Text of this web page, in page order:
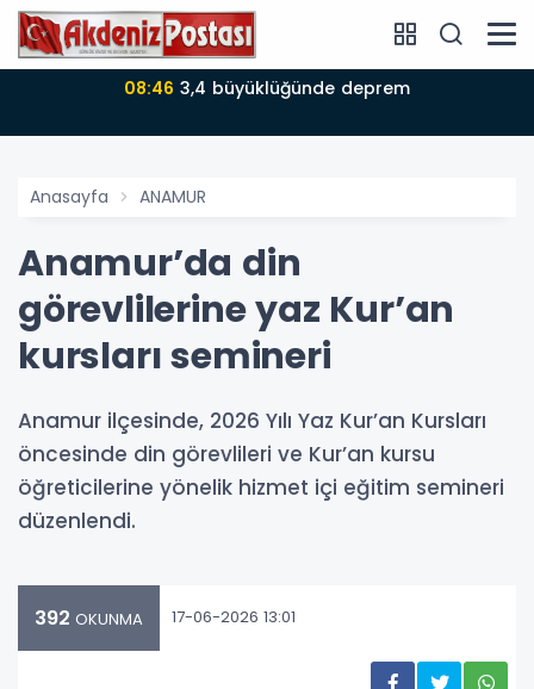
08:46 3,4 büyüklüğünde deprem
Anasayfa ANAMUR
Anamur’da din
görevlilerine yaz Kur’an
kursları semineri
Anamur ilçesinde, 2026 Yılı Yaz Kur’an Kursları
öncesinde din görevlileri ve Kur’an kursu
öğreticilerine yönelik hizmet içi eğitim semineri
düzenlendi.
392 OKUNMA 17-06-2026 13:01